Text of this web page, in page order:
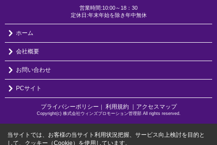
営業時間:10:00～18：30
定休日:年末年始を除き年中無休
ホーム
会社概要
お問い合わせ
PCサイト
プライバシーポリシー 利用規約 ｜アクセスマップ
Copyright(c) 株式会社ウィンズプロモーション管理部 All rights reserved.
当サイトでは、お客様の当サイト利用状況把握、サービス向上検討を目的と
して、クッキー（Cookie）を使用しています。